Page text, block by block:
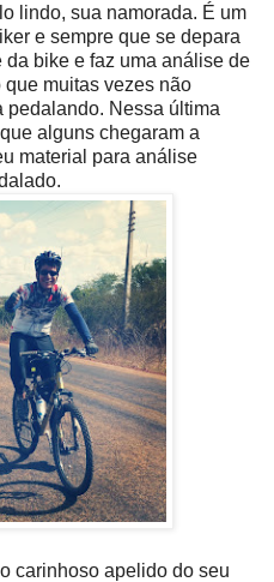
lindo, sua namorada. É um
e sempre que se depara
bike e faz uma análise de
muitas vezes não
pedalando. Nessa última
alguns chegaram a
material para análise
carinhoso apelido do seu